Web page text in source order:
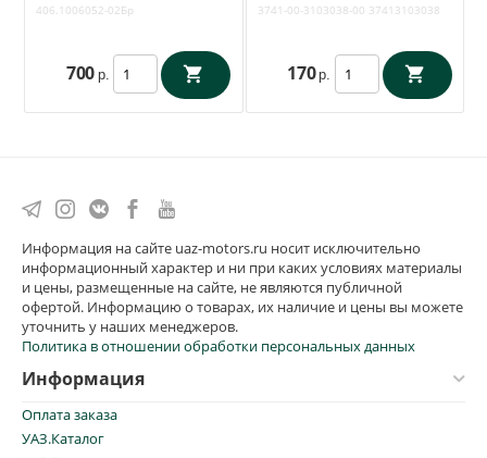
406.1006052-02Бр
700 р.
3741-00-3103038-00 37413103038
170 р.
Информация на сайте uaz-motors.ru носит исключительно
информационный характер и ни при каких условиях материалы
и цены, размещенные на сайте, не являются публичной
офертой. Информацию о товарах, их наличие и цены вы можете
уточнить у наших менеджеров.
Политика в отношении обработки персональных данных
Информация
Оплата заказа
УАЗ.Каталог